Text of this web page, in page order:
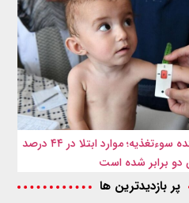
افزایش نگران‌کننده سوءتغذیه؛ موارد ابتلا در ۴۴ درصد
دو برابر شده است
پر بازدیدترین ها